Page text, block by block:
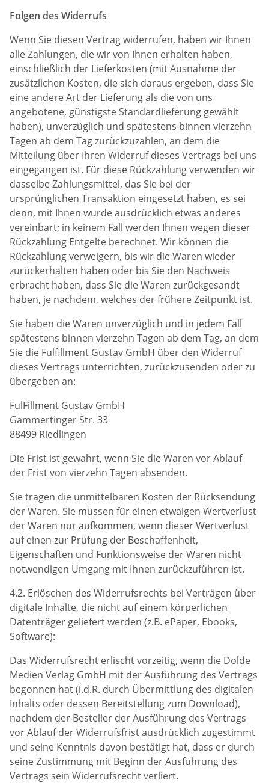
Folgen des Widerrufs
Wenn Sie diesen Vertrag widerrufen, haben wir Ihnen
alle Zahlungen, die wir von Ihnen erhalten haben,
einschließlich der Lieferkosten (mit Ausnahme der
zusätzlichen Kosten, die sich daraus ergeben, dass Sie
eine andere Art der Lieferung als die von uns
angebotene, günstigste Standardlieferung gewählt
haben), unverzüglich und spätestens binnen vierzehn
Tagen ab dem Tag zurückzuzahlen, an dem die
Mitteilung über Ihren Widerruf dieses Vertrags bei uns
eingegangen ist. Für diese Rückzahlung verwenden wir
dasselbe Zahlungsmittel, das Sie bei der
ursprünglichen Transaktion eingesetzt haben, es sei
denn, mit Ihnen wurde ausdrücklich etwas anderes
vereinbart; in keinem Fall werden Ihnen wegen dieser
Rückzahlung Entgelte berechnet. Wir können die
Rückzahlung verweigern, bis wir die Waren wieder
zurückerhalten haben oder bis Sie den Nachweis
erbracht haben, dass Sie die Waren zurückgesandt
haben, je nachdem, welches der frühere Zeitpunkt ist.
Sie haben die Waren unverzüglich und in jedem Fall
spätestens binnen vierzehn Tagen ab dem Tag, an dem
Sie die Fulfillment Gustav GmbH über den Widerruf
dieses Vertrags unterrichten, zurückzusenden oder zu
übergeben an:
FulFillment Gustav GmbH
Gammertinger Str. 33
88499 Riedlingen
Die Frist ist gewahrt, wenn Sie die Waren vor Ablauf
der Frist von vierzehn Tagen absenden.
Sie tragen die unmittelbaren Kosten der Rücksendung
der Waren. Sie müssen für einen etwaigen Wertverlust
der Waren nur aufkommen, wenn dieser Wertverlust
auf einen zur Prüfung der Beschaffenheit,
Eigenschaften und Funktionsweise der Waren nicht
notwendigen Umgang mit Ihnen zurückzuführen ist.
4.2. Erlöschen des Widerrufsrechts bei Verträgen über
digitale Inhalte, die nicht auf einem körperlichen
Datenträger geliefert werden (z.B. ePaper, Ebooks,
Software):
Das Widerrufsrecht erlischt vorzeitig, wenn die Dolde
Medien Verlag GmbH mit der Ausführung des Vertrags
begonnen hat (i.d.R. durch Übermittlung des digitalen
Inhalts oder dessen Bereitstellung zum Download),
nachdem der Besteller der Ausführung des Vertrags
vor Ablauf der Widerrufsfrist ausdrücklich zugestimmt
und seine Kenntnis davon bestätigt hat, dass er durch
seine Zustimmung mit Beginn der Ausführung des
Vertrags sein Widerrufsrecht verliert.